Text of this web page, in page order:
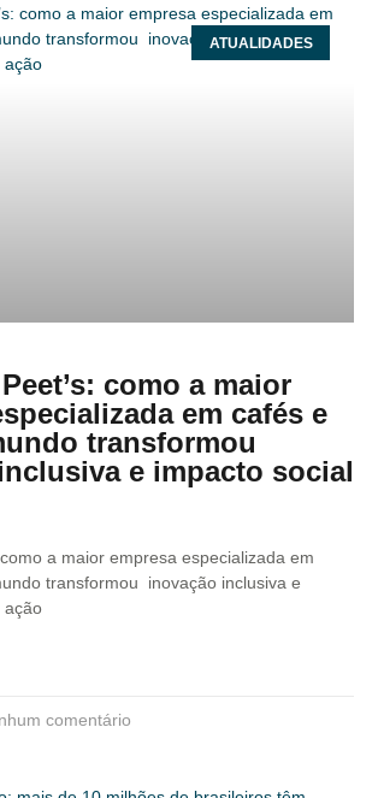
ATUALIDADES
como a maior
em cafés e
transformou
e impacto social
a maior empresa especializada em
transformou inovação inclusiva e
ação
comentário